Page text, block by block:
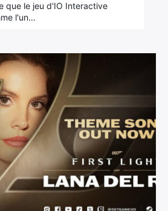
que le jeu d'IO Interactive
l'un…